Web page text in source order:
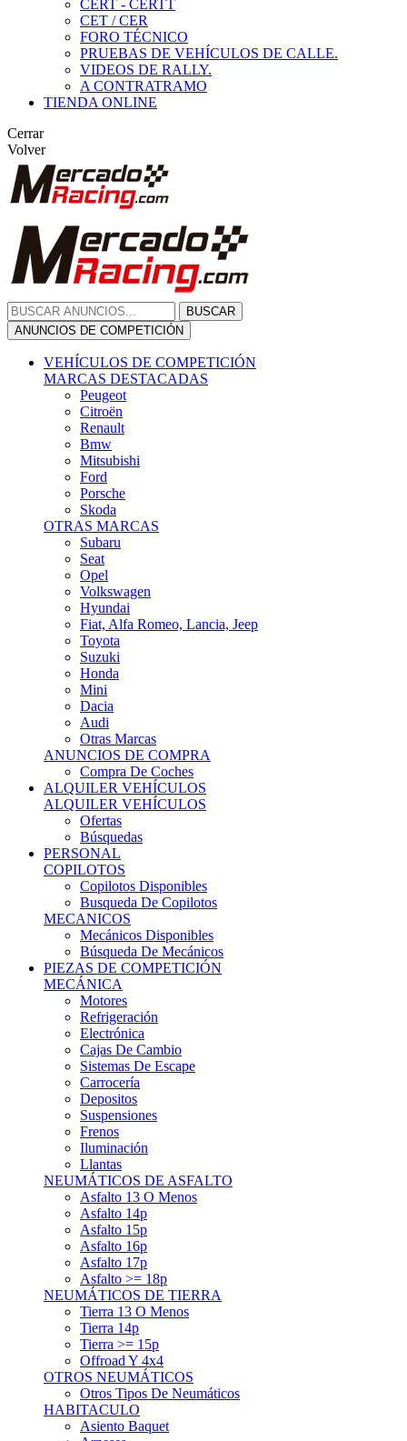
CERT - CERTT
CET / CER
FORO TÉCNICO
PRUEBAS DE VEHÍCULOS DE CALLE.
VIDEOS DE RALLY.
A CONTRATRAMO
TIENDA ONLINE
Cerrar
Volver
BUSCAR
ANUNCIOS DE COMPETICIÓN
VEHÍCULOS DE COMPETICIÓN
MARCAS DESTACADAS
Peugeot
Citroën
Renault
Bmw
Mitsubishi
Ford
Porsche
Skoda
OTRAS MARCAS
Subaru
Seat
Opel
Volkswagen
Hyundai
Fiat, Alfa Romeo, Lancia, Jeep
Toyota
Suzuki
Honda
Mini
Dacia
Audi
Otras Marcas
ANUNCIOS DE COMPRA
Compra De Coches
ALQUILER VEHÍCULOS
ALQUILER VEHÍCULOS
Ofertas
Búsquedas
PERSONAL
COPILOTOS
Copilotos Disponibles
Busqueda De Copilotos
MECANICOS
Mecánicos Disponibles
Búsqueda De Mecánicos
PIEZAS DE COMPETICIÓN
MECÁNICA
Motores
Refrigeración
Electrónica
Cajas De Cambio
Sistemas De Escape
Carrocería
Depositos
Suspensiones
Frenos
Iluminación
Llantas
NEUMÁTICOS DE ASFALTO
Asfalto 13 O Menos
Asfalto 14p
Asfalto 15p
Asfalto 16p
Asfalto 17p
Asfalto >= 18p
NEUMÁTICOS DE TIERRA
Tierra 13 O Menos
Tierra 14p
Tierra >= 15p
Offroad Y 4x4
OTROS NEUMÁTICOS
Otros Tipos De Neumáticos
HABITACULO
Asiento Baquet